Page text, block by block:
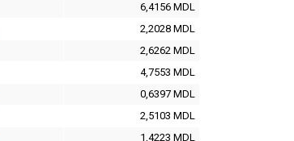
6,4156 MDL
2,2028 MDL
2,6262 MDL
4,7553 MDL
0,6397 MDL
2,5103 MDL
1,4223 MDL